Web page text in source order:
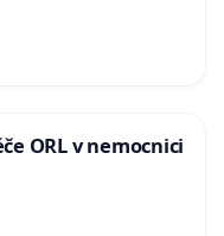
ORL v nemocnici